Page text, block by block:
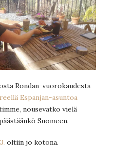
Rondan-vuorokaudesta
Espanjan-asuntoa
nousevatko vielä
Suomeen.
oltiin jo kotona.